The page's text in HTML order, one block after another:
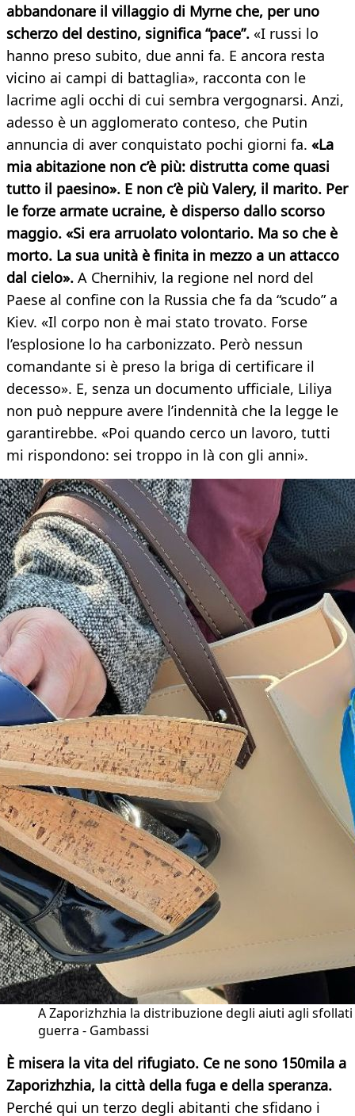
abbandonare il villaggio di Myrne che, per uno
scherzo del destino, significa “pace”. «I russi lo
hanno preso subito, due anni fa. E ancora resta
vicino ai campi di battaglia», racconta con le
lacrime agli occhi di cui sembra vergognarsi. Anzi,
adesso è un agglomerato conteso, che Putin
annuncia di aver conquistato pochi giorni fa. «La
mia abitazione non c’è più: distrutta come quasi
tutto il paesino». E non c’è più Valery, il marito. Per
le forze armate ucraine, è disperso dallo scorso
maggio. «Si era arruolato volontario. Ma so che è
morto. La sua unità è finita in mezzo a un attacco
dal cielo». A Chernihiv, la regione nel nord del
Paese al confine con la Russia che fa da “scudo” a
Kiev. «Il corpo non è mai stato trovato. Forse
l’esplosione lo ha carbonizzato. Però nessun
comandante si è preso la briga di certificare il
decesso». E, senza un documento ufficiale, Liliya
non può neppure avere l’indennità che la legge le
garantirebbe. «Poi quando cerco un lavoro, tutti
mi rispondono: sei troppo in là con gli anni».
A Zaporizhzhia la distribuzione degli aiuti agli
guerra - Gambassi
È misera la vita del rifugiato. Ce ne sono 150mila a
Zaporizhzhia, la città della fuga e della speranza.
Perché qui un terzo degli abitanti che sfidano i